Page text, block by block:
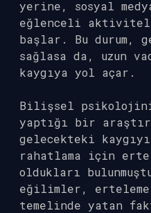
yerine, sosyal
eğlenceli
başlar. Bu durum,
sağlasa da, uzun
kaygıya yol açar.
Bilişsel
yaptığı bir
gelecekteki
rahatlama için
oldukları
eğilimler,
temelinde yatan